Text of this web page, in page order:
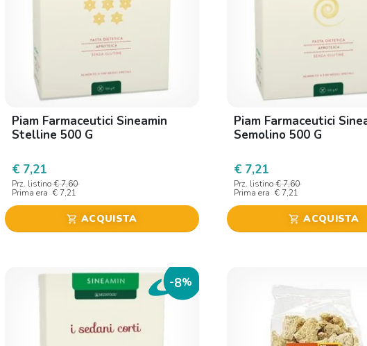
Piam Farmaceutici Sineamin
Stelline 500 G
€ 7,21
Prz. listino € 7,60
Prima era € 7,21
shopping_cart ACQUISTA
Piam Farmaceutici
Semolino 500 G
€ 7,21
Prz. listino € 7,60
Prima era € 7,21
shopping_cart ACQUISTA
-8%